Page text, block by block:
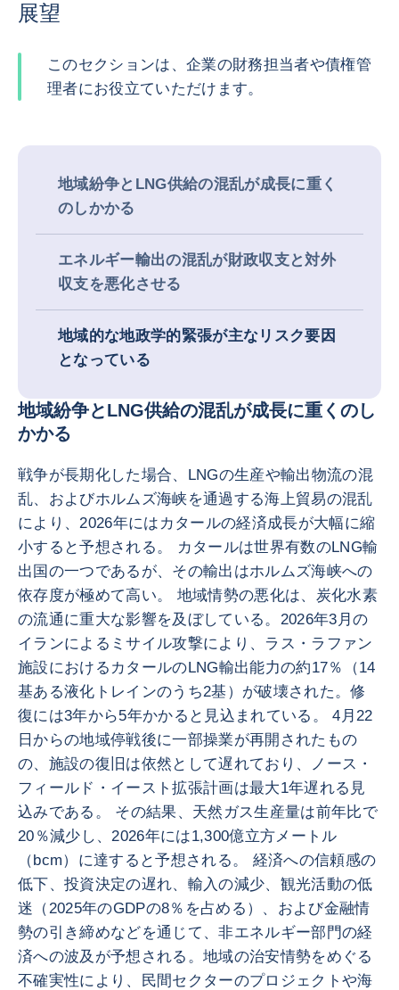
展望
このセクションは、企業の財務担当者や債権管
理者にお役立ていただけます。
地域紛争とLNG供給の混乱が成長に重く
のしかかる
エネルギー輸出の混乱が財政収支と対外
収支を悪化させる
地域的な地政学的緊張が主なリスク要因
となっている
地域紛争とLNG供給の混乱が成長に重くのし
かかる
戦争が長期化した場合、LNGの生産や輸出物流の混
乱、およびホルムズ海峡を通過する海上貿易の混乱
により、2026年にはカタールの経済成長が大幅に縮
小すると予想される。 カタールは世界有数のLNG輸
出国の一つであるが、その輸出はホルムズ海峡への
依存度が極めて高い。 地域情勢の悪化は、炭化水素
の流通に重大な影響を及ぼしている。2026年3月の
イランによるミサイル攻撃により、ラス・ラファン
施設におけるカタールのLNG輸出能力の約17％（14
基ある液化トレインのうち2基）が破壊された。修
復には3年から5年かかると見込まれている。 4月22
日からの地域停戦後に一部操業が再開されたもの
の、施設の復旧は依然として遅れており、ノース・
フィールド・イースト拡張計画は最大1年遅れる見
込みである。 その結果、天然ガス生産量は前年比で
20％減少し、2026年には1,300億立方メートル
（bcm）に達すると予想される。 経済への信頼感の
低下、投資決定の遅れ、輸入の減少、観光活動の低
迷（2025年のGDPの8％を占める）、および金融情
勢の引き締めなどを通じて、非エネルギー部門の経
済への波及が予想される。地域の治安情勢をめぐる
不確実性により、民間セクターのプロジェクトや海